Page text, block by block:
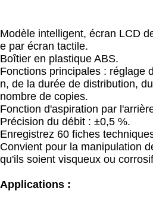
Modèle intelligent, écran LCD
e par écran tactile.
Boîtier en plastique ABS.
Fonctions principales : réglage
n, de la durée de distribution,
nombre de copies.
Fonction d'aspiration par
Précision du débit : ±0,5 %.
Enregistrez 60 fiches
Convient pour la manipulation
qu'ils soient visqueux ou
Applications :